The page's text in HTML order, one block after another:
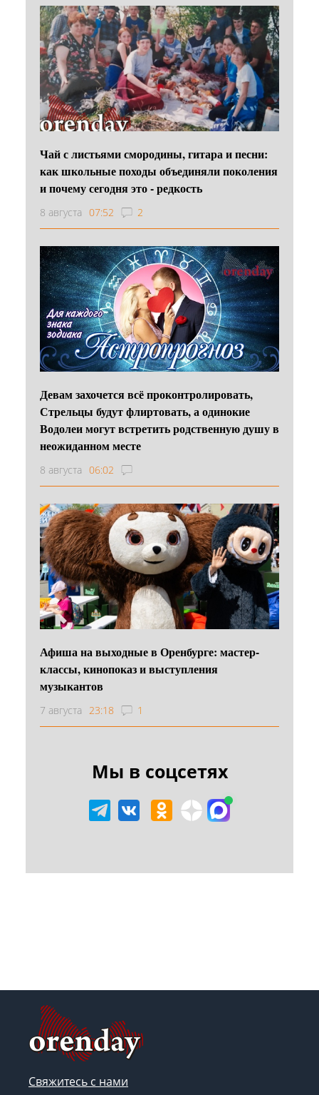
Чай с листьями смородины, гитара и песни:
как школьные походы объединяли поколения
и почему сегодня это - редкость
8 августа 07:52 2
Девам захочется всё проконтролировать,
Стрельцы будут флиртовать, а одинокие
Водолеи могут встретить родственную душу в
неожиданном месте
8 августа 06:02
Афиша на выходные в Оренбурге: мастер-
классы, кинопоказ и выступления
музыкантов
7 августа 23:18 1
Мы в соцсетях
Свяжитесь с нами